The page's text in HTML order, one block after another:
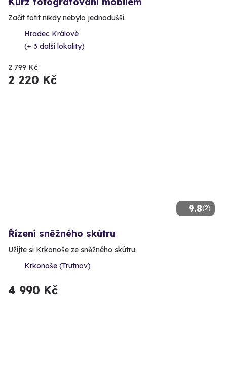
Začít fotit nikdy nebylo jednodušší.
Hradec Králové
(+ 3 další lokality)
2 799 Kč
2 220 Kč
9.8(2)
Řízení sněžného skútru
Užijte si Krkonoše ze sněžného skútru.
Krkonoše (Trutnov)
4 990 Kč